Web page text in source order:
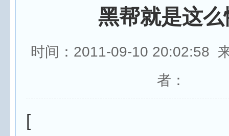
黑帮就是这么
时间：2011-09-10 20:02:58
者：
[